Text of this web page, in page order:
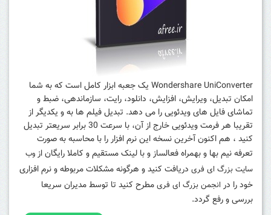
Wondershare UniConverter یک جعبه ابزار کامل است که به شما
امکان تبدیل، ویرایش، افزایش، دانلود، رایت، سازماندهی، ضبط و
تماشای فایل های ویدئویی را می دهد. تبدیل فیلم ها به و یکدیگر از
تقریبا هر فرمت ویدئویی خارج از آن، با سرعت 30 برابر سریعتر تبدیل
کنید ، هم اکنون آخرین نسخه این نرم افزار را با محاسبه به صورت
تعرفه نیم بها و بهمراه فعالساز و با لینک مستقیم و کاملا رایگان از وب
سایت بزرگ ای فری دریافت کنید و هرگونه مشکلات مربوطه و نرم افزاری
خود را در انجمن بزرگ ای فری مطرح کنید تا توسط مدیران سریعا
بررسی و رفع گردد.